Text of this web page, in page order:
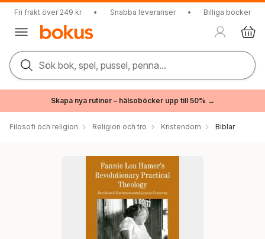
Fri frakt över 249 kr • Snabba leveranser • Billiga böcker
Sök bok, spel, pussel, penna...
Skapa nya rutiner – hälsoböcker upp till 50% →
Filosofi och religion Religion och tro Kristendom Biblar